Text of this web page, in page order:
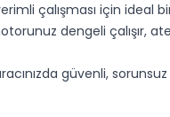
çalışması için
dengeli çalışır,
güvenli,